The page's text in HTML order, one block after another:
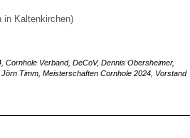
in Kaltenkirchen)
, Cornhole Verband, DeCoV, Dennis Obersheimer,
Jörn Timm Meisterschaften Cornhole 2024 Vorstand